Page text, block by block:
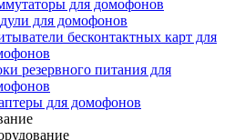
для домофонов
для домофонов
бесконтактных карт для
резервного питания для
для домофонов